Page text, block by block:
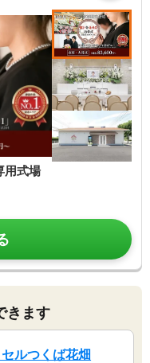
用式場
きます
ルつくば花畑